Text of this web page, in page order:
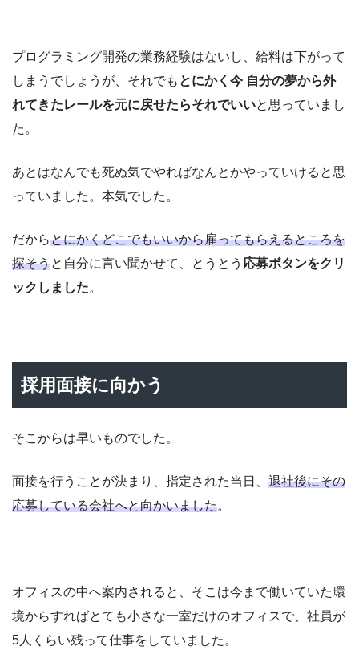
プログラミング開発の業務経験はないし、給料は下がって
しまうでしょうが、それでも とにかく今 自分の夢から外
れてきたレールを元に戻せたらそれでいいと思っていまし
た。
あとはなんでも死ぬ気でやればなんとかやっていけると思
っていました。本気でした。
だからとにかくどこでもいいから雇ってもらえるところを
探そうと自分に言い聞かせて、とうとう 応募ボタンをクリ
ックしました。
採用面接に向かう
そこからは早いものでした。
面接を行うことが決まり、指定された当日、 退社後にその
応募している会社へと向かいました。
オフィスの中へ案内されると、そこは今まで働いていた環
境からすればとても小さな一室だけのオフィスで、社員が
5人くらい残って仕事をしていました。